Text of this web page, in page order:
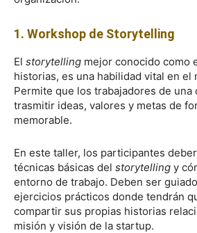
1. Workshop de Storytelling
El storytelling mejor conocido como
historias, es una habilidad vital en el
Permite que los trabajadores de una
trasmitir ideas, valores y metas de
memorable.
En este taller, los participantes
técnicas básicas del storytelling y
entorno de trabajo. Deben ser
ejercicios prácticos donde tendrán
compartir sus propias historias
misión y visión de la startup.